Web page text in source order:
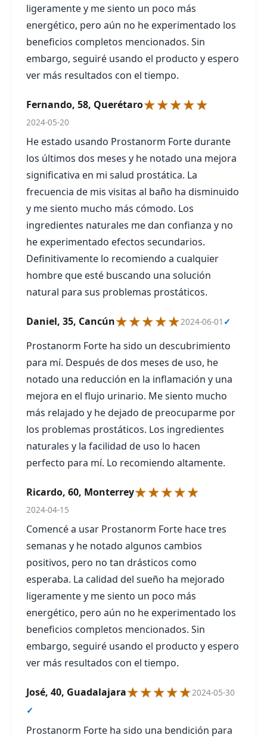
ligeramente y me siento un poco más
energético, pero aún no he experimentado los
beneficios completos mencionados. Sin
embargo, seguiré usando el producto y espero
ver más resultados con el tiempo.
Fernando, 58, Querétaro★★★★★
2024-05-20
He estado usando Prostanorm Forte durante
los últimos dos meses y he notado una mejora
significativa en mi salud prostática. La
frecuencia de mis visitas al baño ha disminuido
y me siento mucho más cómodo. Los
ingredientes naturales me dan confianza y no
he experimentado efectos secundarios.
Definitivamente lo recomiendo a cualquier
hombre que esté buscando una solución
natural para sus problemas prostáticos.
Daniel, 35, Cancún★★★★★2024-06-01 ✓
Prostanorm Forte ha sido un descubrimiento
para mí. Después de dos meses de uso, he
notado una reducción en la inflamación y una
mejora en el flujo urinario. Me siento mucho
más relajado y he dejado de preocuparme por
los problemas prostáticos. Los ingredientes
naturales y la facilidad de uso lo hacen
perfecto para mí. Lo recomiendo altamente.
Ricardo, 60, Monterrey★★★★★
2024-04-15
Comencé a usar Prostanorm Forte hace tres
semanas y he notado algunos cambios
positivos, pero no tan drásticos como
esperaba. La calidad del sueño ha mejorado
ligeramente y me siento un poco más
energético, pero aún no he experimentado los
beneficios completos mencionados. Sin
embargo, seguiré usando el producto y espero
ver más resultados con el tiempo.
José, 40, Guadalajara★★★★★2024-05-30
✓
Prostanorm Forte ha sido una bendición para